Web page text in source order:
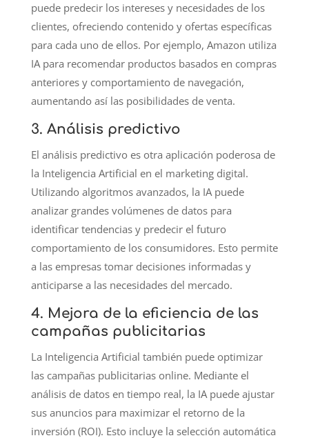
puede predecir los intereses y necesidades de los
clientes, ofreciendo contenido y ofertas específicas
para cada uno de ellos. Por ejemplo, Amazon utiliza
IA para recomendar productos basados en compras
anteriores y comportamiento de navegación,
aumentando así las posibilidades de venta.
3. Análisis predictivo
El análisis predictivo es otra aplicación poderosa de
la Inteligencia Artificial en el marketing digital.
Utilizando algoritmos avanzados, la IA puede
analizar grandes volúmenes de datos para
identificar tendencias y predecir el futuro
comportamiento de los consumidores. Esto permite
a las empresas tomar decisiones informadas y
anticiparse a las necesidades del mercado.
4. Mejora de la eficiencia de las
campañas publicitarias
La Inteligencia Artificial también puede optimizar
las campañas publicitarias online. Mediante el
análisis de datos en tiempo real, la IA puede ajustar
sus anuncios para maximizar el retorno de la
inversión (ROI). Esto incluye la selección automática